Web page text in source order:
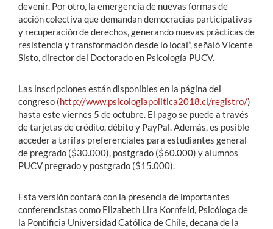
devenir. Por otro, la emergencia de nuevas formas de
acción colectiva que demandan democracias participativas
y recuperación de derechos, generando nuevas prácticas de
resistencia y transformación desde lo local”, señaló Vicente
Sisto, director del Doctorado en Psicología PUCV.
Las inscripciones están disponibles en la página del
congreso (http://www.psicologiapolitica2018.cl/registro/)
hasta este viernes 5 de octubre. El pago se puede a través
de tarjetas de crédito, débito y PayPal. Además, es posible
acceder a tarifas preferenciales para estudiantes general
de pregrado ($30.000), postgrado ($60.000) y alumnos
PUCV pregrado y postgrado ($15.000).
Esta versión contará con la presencia de importantes
conferencistas como Elizabeth Lira Kornfeld, Psicóloga de
la Pontificia Universidad Católica de Chile, decana de la